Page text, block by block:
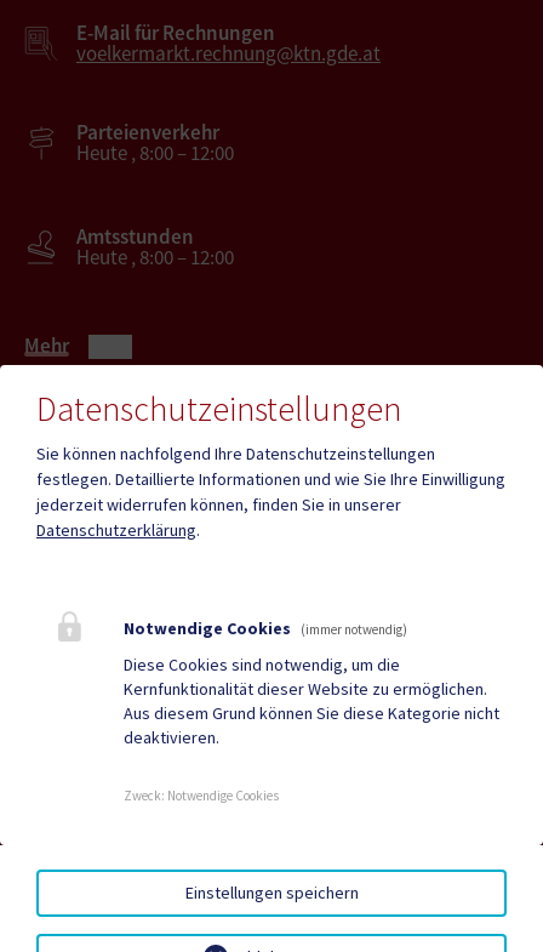
E-Mail für Rechnungen
voelkermarkt.rechnung@ktn.gde.at
Parteienverkehr
Heute , 8:00 – 12:00
Amtsstunden
Heute , 8:00 – 12:00
Mehr
ID - Austria
CITIES App
Hochzeit
Sport & Freizeit
Stadtzeitung
Neuigkeiten
Termine
Kundmachungen
BARRIEREFREIHEIT| DATENSCHUTZ
IMPRESSUM
Datenschutzeinstellungen
Sie können nachfolgend Ihre Datenschutzeinstellungen
festlegen. Detaillierte Informationen und wie Sie Ihre Einwilligung
jederzeit widerrufen können, finden Sie in unserer
Datenschutzerklärung.
Notwendige Cookies (immer notwendig)
Diese Cookies sind notwendig, um die
Kernfunktionalität dieser Website zu ermöglichen.
Aus diesem Grund können Sie diese Kategorie nicht
deaktivieren.
Zweck: Notwendige Cookies
Einstellungen speichern